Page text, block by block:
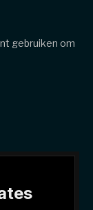
gebruiken om